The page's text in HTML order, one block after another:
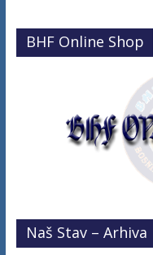
BHF Online Shop
Naš Stav – Arhiva